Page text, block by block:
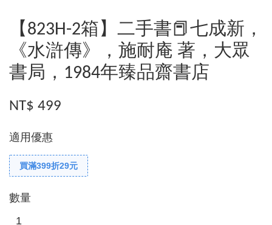
【823H-2箱】二手書📕七成新，
《水滸傳》，施耐庵 著，大眾
書局，1984年臻品齋書店
NT$ 499
適用優惠
買滿399折29元
數量